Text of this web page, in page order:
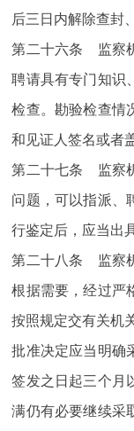
后三日内解除查封
第二十六条 监察
聘请具有专门知识
检查。勘验检查情
和见证人签名或者
第二十七条 监察
问题，可以指派、
行鉴定后，应当出
第二十八条 监察
根据需要，经过严
按照规定交有关机
批准决定应当明确
签发之日起三个月
满仍有必要继续采